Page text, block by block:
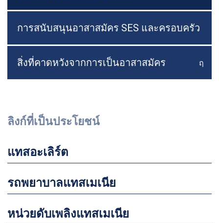
การสนับสนุนอาสาสมัคร SES และครอบครัว
สิ่งที่คาดหวังจากการเป็นอาสาสมัคร สลับ
ฤ
ลิงก์ที่เป็นประโยชน์
แทสอะเลิร์ต
รถพยาบาลแทสเมเนีย
หน่วยดับเพลิงแทสเมเนีย